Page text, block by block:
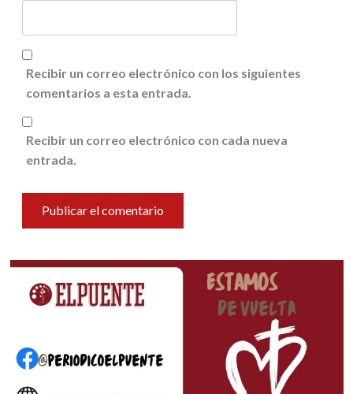
Recibir un correo electrónico con los siguientes
comentarios a esta entrada.
Recibir un correo electrónico con cada nueva
entrada.